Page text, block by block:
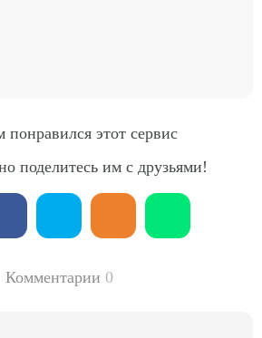
понравился этот сервис
поделитесь им с друзьями!
Комментарии 0